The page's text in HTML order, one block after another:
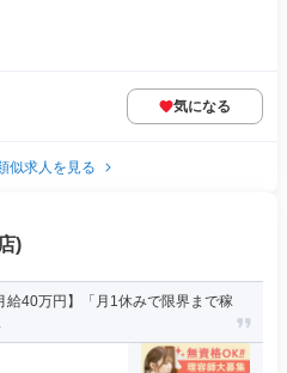
気になる
似求人を見る
)
給40万円】「月1休みで限界まで稼